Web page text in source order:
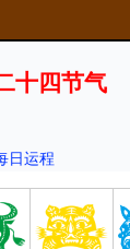
十四节气
日运程